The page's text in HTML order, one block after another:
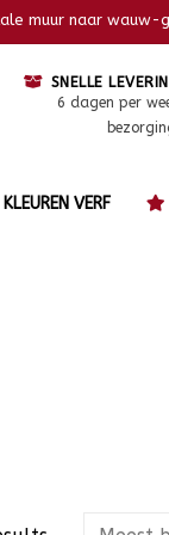
muur naar wauw-
SNELLE
6 dagen per
KLEUREN VERF